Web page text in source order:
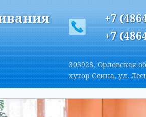
+7
+7
303928, Орловская
хутор Сеина, ул.